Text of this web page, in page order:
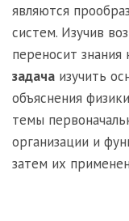
являются
систем. Изучив
переносит знания
задача изучить
объяснения
темы
организации и
затем их